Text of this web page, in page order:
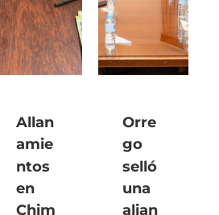
Allan
amie
ntos
en
Chim
Orre
go
selló
una
alian